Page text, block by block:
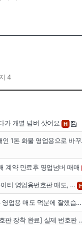
4
가 개별 넘버 삿어요 H
1톤 화물 영업용으로 바
계약 만료후 영업넘버 매매
티 영업용번호판 매도, …
영업용 매도 덕분에 잘했습…
판 장착 완료] 실제 번호판